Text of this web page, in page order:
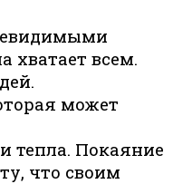
хватает всем.
может
тепла. Покаяние
что своим